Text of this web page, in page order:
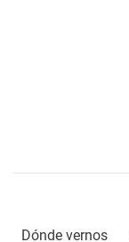
Dónde vernos